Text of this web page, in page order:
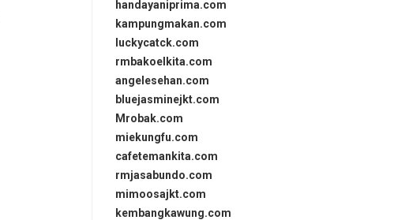
handayaniprima.com
kampungmakan.com
luckycatck.com
rmbakoelkita.com
angelesehan.com
bluejasminejkt.com
Mrobak.com
miekungfu.com
cafetemankita.com
rmjasabundo.com
mimoosajkt.com
kembangkawung.com